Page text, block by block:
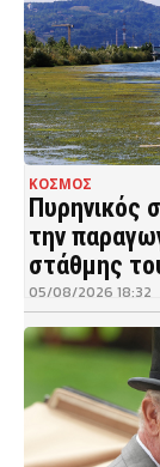
ΚΟΣΜΟΣ
Πυρηνικός
την
στάθμης
05/08/2026 18:32